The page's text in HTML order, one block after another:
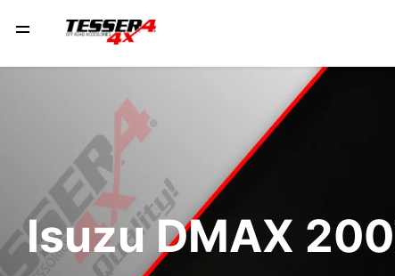
Isuzu DMAX